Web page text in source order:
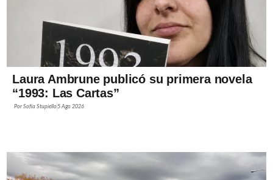
Laura Ambrune publicó su primera novela
“1993: Las Cartas”
PorSofía Stupiello 5 Ago 2026